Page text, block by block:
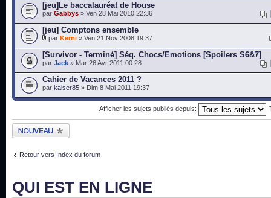
[jeu]Le baccalauréat de House
par Gabbys » Ven 28 Mai 2010 22:36
[jeu] Comptons ensemble
par Kerni » Ven 21 Nov 2008 19:37
[Survivor - Terminé] Séq. Chocs/Emotions [Spoilers S6&7]
par Jack » Mar 26 Avr 2011 00:28
Cahier de Vacances 2011 ?
par kaiser85 » Dim 8 Mai 2011 19:37
Afficher les sujets publiés depuis:
Publier un nouveau
sujet
Retour vers Index du forum
QUI EST EN LIGNE